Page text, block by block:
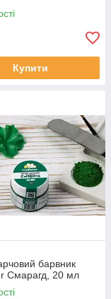
Купити
барвник
Смарагд, 20 мл